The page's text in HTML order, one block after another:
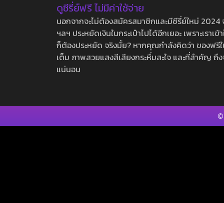
ดูซีรี่ย์ฟรี ไม่มีค่าใช้จ่าย
นอกจากจะไม่ต้องสมัครสมาชิกและมีซีรี่ย์ใหม่
ฯลฯ ประหยัดเงินในกระเป๋าไปได้อีกเยอะ เพราะเร
ก็ต้องประหยัด จริงมั้ย? หากคุณกำลังคิดว่า ของฟ
เต็ม ภาพสวยแสงสีเสียงกระหึ่มสะใจ และที่สำคัญ
แน่นอน
©